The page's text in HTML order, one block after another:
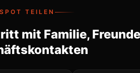
SPOT TEILEN
mit Familie,